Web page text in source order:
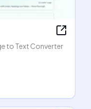
to Text Converter